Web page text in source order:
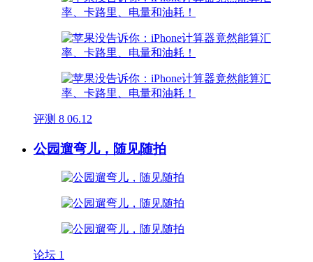
评测 8 06.12
公园遛弯儿，随见随拍
论坛 1